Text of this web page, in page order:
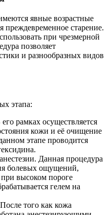
явные возрастные
преждевременное старение.
при чрезмерной
позволяет
и разнообразных видов
этапа:
рамках осуществляется
кожи и её очищение
этапе проводится
Данная процедура
болевых ощущений,
высоком пороге
гелем на
того как кожа